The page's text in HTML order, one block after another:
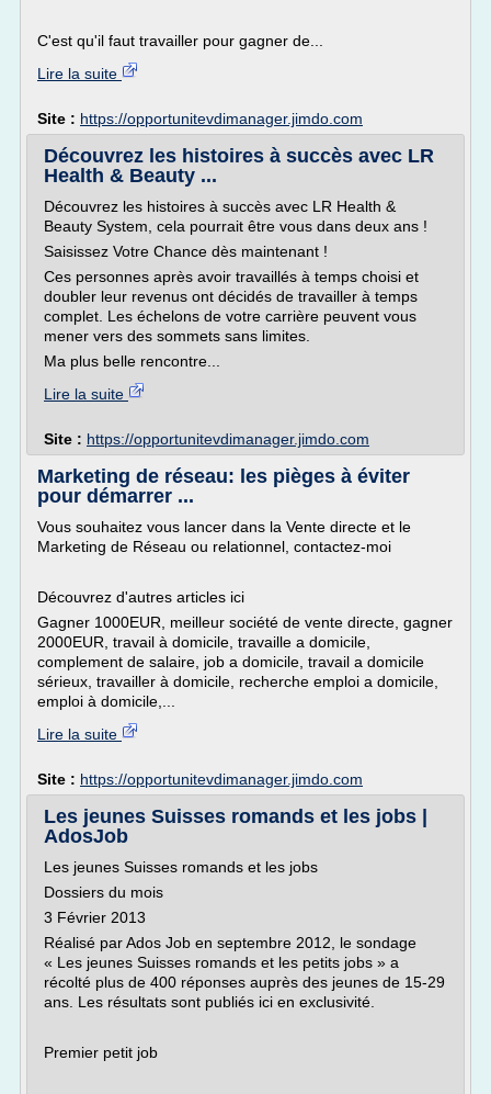
C'est qu'il faut travailler pour gagner de...
Lire la suite
Site : https://opportunitevdimanager.jimdo.com
Découvrez les histoires à succès avec LR
Health & Beauty ...
Découvrez les histoires à succès avec LR Health &
Beauty System, cela pourrait être vous dans deux ans !
Saisissez Votre Chance dès maintenant !
Ces personnes après avoir travaillés à temps choisi et
doubler leur revenus ont décidés de travailler à temps
complet. Les échelons de votre carrière peuvent vous
mener vers des sommets sans limites.
Ma plus belle rencontre...
Lire la suite
Site : https://opportunitevdimanager.jimdo.com
Marketing de réseau: les pièges à éviter
pour démarrer ...
Vous souhaitez vous lancer dans la Vente directe et le
Marketing de Réseau ou relationnel, contactez-moi
Découvrez d'autres articles ici
Gagner 1000EUR, meilleur société de vente directe, gagner
2000EUR, travail à domicile, travaille a domicile,
complement de salaire, job a domicile, travail a domicile
sérieux, travailler à domicile, recherche emploi a domicile,
emploi à domicile,...
Lire la suite
Site : https://opportunitevdimanager.jimdo.com
Les jeunes Suisses romands et les jobs |
AdosJob
Les jeunes Suisses romands et les jobs
Dossiers du mois
3 Février 2013
Réalisé par Ados Job en septembre 2012, le sondage
« Les jeunes Suisses romands et les petits jobs » a
récolté plus de 400 réponses auprès des jeunes de 15-29
ans. Les résultats sont publiés ici en exclusivité.
Premier petit job